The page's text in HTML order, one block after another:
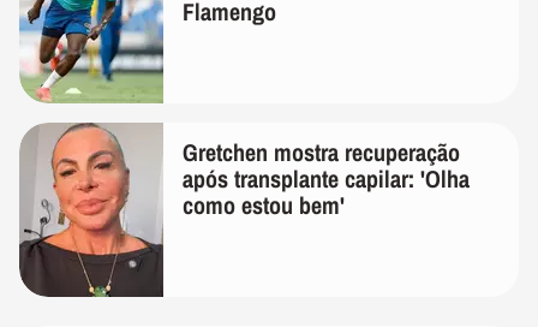
Flamengo
Gretchen mostra recuperação
após transplante capilar: 'Olha
como estou bem'